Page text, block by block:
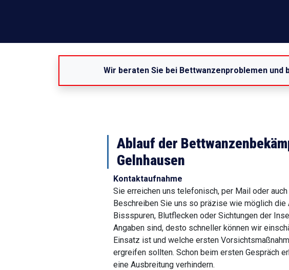
Wir beraten Sie bei Bettwanzenproblemen und
Ablauf der
Gelnhausen
Kontaktaufnahme
Sie erreichen uns telefonisch, per Mail oder auch
Beschreiben Sie uns so präzise wie möglich die
Bissspuren, Blutflecken oder Sichtungen der
Angaben sind, desto schneller können wir
Einsatz ist und welche ersten
ergreifen sollten. Schon beim ersten Gespräch
eine Ausbreitung verhindern.